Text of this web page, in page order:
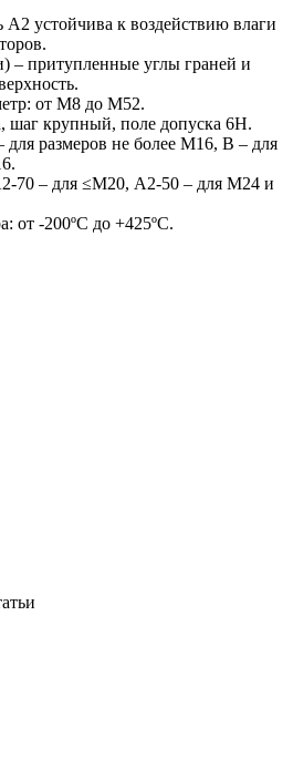
устойчива к воздействию влаги
– притупленные углы граней и
от М8 до М52.
шаг крупный, поле допуска 6H.
для размеров не более М16, В – для
70 – для ≤М20, А2-50 – для М24 и
от -200ºС до +425ºС.